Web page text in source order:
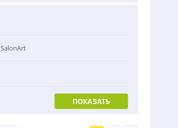
SalonArt
ПОКАЗАТЬ